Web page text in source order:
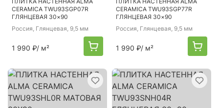
CERAMICA TWU93SGP07R
ГЛЯНЦЕВАЯ 30×90
Россия, Глянцевая, 9,5 мм
1 990 ₽/ м²
CERAMICA TWU93SGP77R
ГЛЯНЦЕВАЯ 30×90
Россия, Глянцевая, 9,5 мм
1 990 ₽/ м²